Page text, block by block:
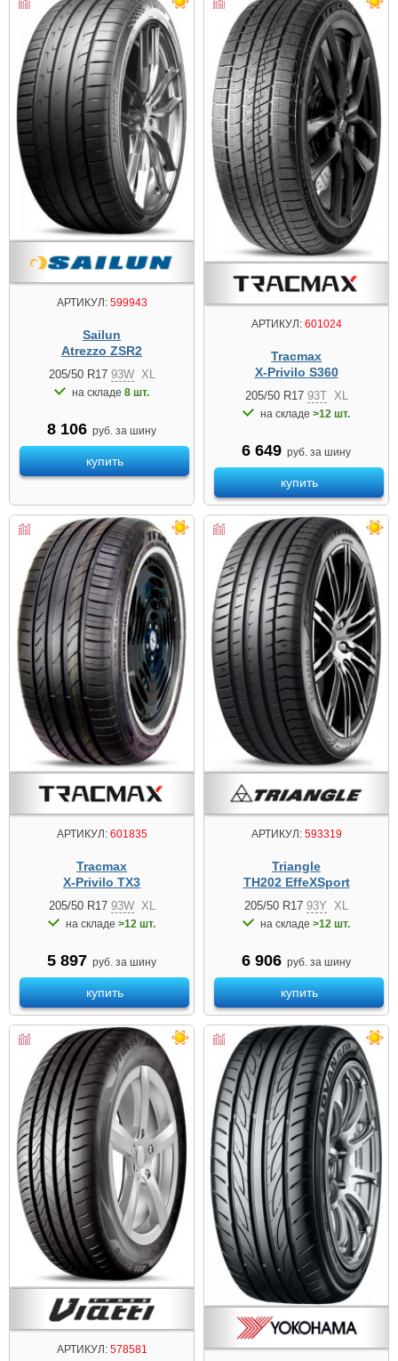
АРТИКУЛ:599943
Sailun
Atrezzo ZSR2
205/50 R17 93W XL
на складе 8 шт.
8 106 руб. за шину
купить
АРТИКУЛ:601024
Tracmax
X-Privilo S360
205/50 R17 93T XL
на складе >12 шт.
6 649 руб. за шину
купить
АРТИКУЛ:601835
Tracmax
X-Privilo TX3
205/50 R17 93W XL
на складе >12 шт.
5 897 руб. за шину
купить
АРТИКУЛ:593319
Triangle
TH202 EffeXSport
205/50 R17 93Y XL
на складе >12 шт.
6 906 руб. за шину
купить
АРТИКУЛ:578581